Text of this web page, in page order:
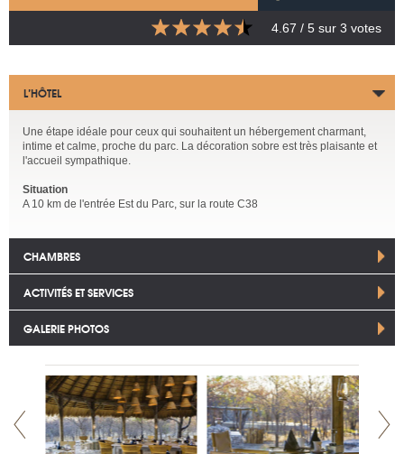
4.67 / 5 sur 3 votes
L’HÔTEL
Une étape idéale pour ceux qui souhaitent un hébergement charmant,
intime et calme, proche du parc. La décoration sobre est très plaisante et
l'accueil sympathique.
Situation
A 10 km de l'entrée Est du Parc, sur la route C38
CHAMBRES
ACTIVITÉS ET SERVICES
GALERIE PHOTOS